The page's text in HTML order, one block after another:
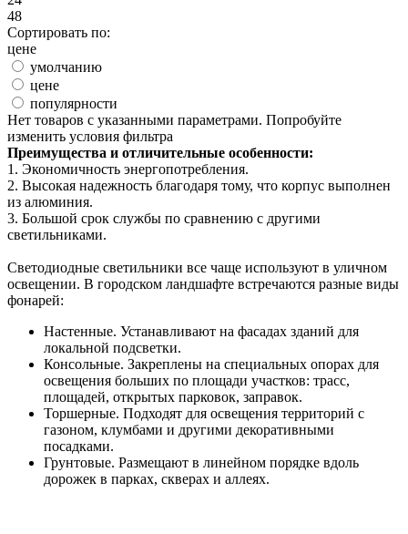
48
Сортировать по:
цене
умолчанию
цене
популярности
Нет товаров с указанными параметрами. Попробуйте
изменить условия фильтра
Преимущества и отличительные особенности:
1. Экономичность энергопотребления.
2. Высокая надежность благодаря тому, что корпус выполнен
из алюминия.
3. Большой срок службы по сравнению с другими
светильниками.
Светодиодные светильники все чаще используют в уличном
освещении. В городском ландшафте встречаются разные виды
фонарей:
Настенные. Устанавливают на фасадах зданий для
локальной подсветки.
Консольные. Закреплены на специальных опорах для
освещения больших по площади участков: трасс,
площадей, открытых парковок, заправок.
Торшерные. Подходят для освещения территорий с
газоном, клумбами и другими декоративными
посадками.
Грунтовые. Размещают в линейном порядке вдоль
дорожек в парках, скверах и аллеях.